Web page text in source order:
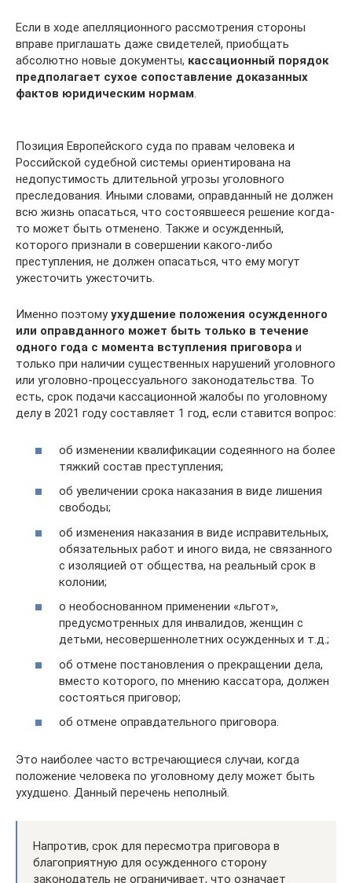
Если в ходе апелляционного рассмотрения стороны
вправе приглашать даже свидетелей, приобщать
абсолютно новые документы, кассационный порядок
предполагает сухое сопоставление доказанных
фактов юридическим нормам.
Позиция Европейского суда по правам человека и
Российской судебной системы ориентирована на
недопустимость длительной угрозы уголовного
преследования. Иными словами, оправданный не должен
всю жизнь опасаться, что состоявшееся решение когда-
то может быть отменено. Также и осужденный,
которого признали в совершении какого-либо
преступления, не должен опасаться, что ему могут
ужесточить ужесточить.
Именно поэтомуухудшение положения осужденного
или оправданного может быть только в течение
одного года с момента вступления приговора и
только при наличии существенных нарушений уголовного
или уголовно-процессуального законодательства. То
есть, срок подачи кассационной жалобы по уголовному
делу в 2021 году составляет 1 год, если ставится вопрос:
об изменении квалификации содеянного на более
тяжкий состав преступления;
об увеличении срока наказания в виде лишения
свободы;
об изменения наказания в виде исправительных,
обязательных работ и иного вида, не связанного
с изоляцией от общества, на реальный срок в
колонии;
о необоснованном применении «льгот»,
предусмотренных для инвалидов, женщин с
детьми, несовершеннолетних осужденных и т.д.;
об отмене постановления о прекращении дела,
вместо которого, по мнению кассатора, должен
состояться приговор;
об отмене оправдательного приговора.
Это наиболее часто встречающиеся случаи, когда
положение человека по уголовному делу может быть
ухудшено. Данный перечень неполный.
Напротив, срок для пересмотра приговора в
благоприятную для осужденного сторону
законодатель не ограничивает, что означает